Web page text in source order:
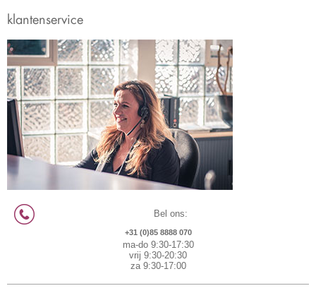
klantenservice
Bel ons:
+31 (0)85 8888 070
ma-do 9:30-17:30
vrij 9:30-20:30
za 9:30-17:00